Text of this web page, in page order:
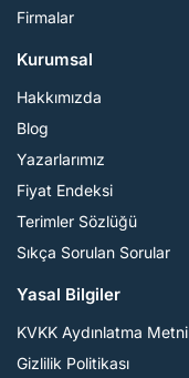
Firmalar
Kurumsal
Hakkımızda
Blog
Yazarlarımız
Fiyat Endeksi
Terimler Sözlüğü
Sıkça Sorulan Sorular
Yasal Bilgiler
KVKK Aydınlatma Metni
Gizlilik Politikası